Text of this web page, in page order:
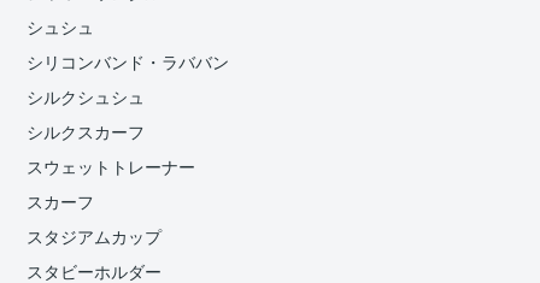
シュシュ
シリコンバンド・ラババン
シルクシュシュ
シルクスカーフ
スウェットトレーナー
スカーフ
スタジアムカップ
スタビーホルダー